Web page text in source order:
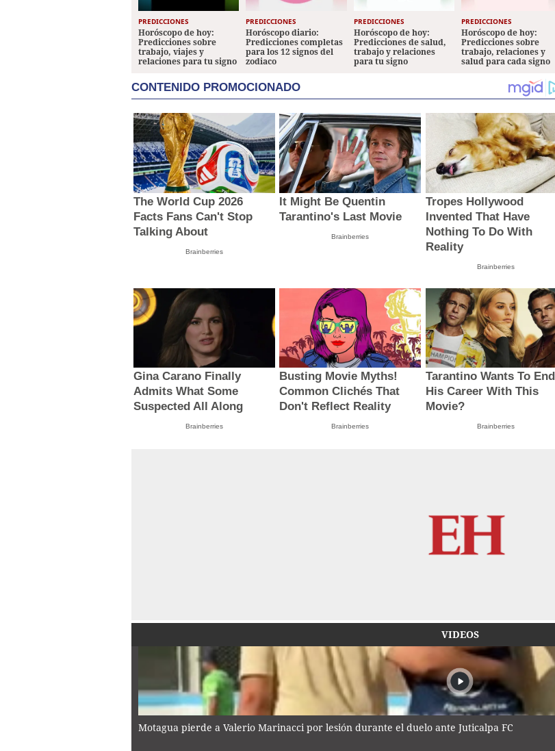
PREDICCIONES
Horóscopo de hoy:
Predicciones sobre
trabajo, viajes y
relaciones para tu signo
PREDICCIONES
Horóscopo diario:
Predicciones completas
para los 12 signos del
zodiaco
PREDICCIONES
Horóscopo de hoy:
Predicciones de salud,
trabajo y relaciones
para tu signo
PREDICCIONES
Horóscopo de hoy:
Predicciones sobre
trabajo, relaciones y
salud para cada signo
CONTENIDO PROMOCIONADO
The World Cup 2026
Facts Fans Can't Stop
Talking About
Brainberries
It Might Be Quentin
Tarantino's Last Movie
Brainberries
Tropes Hollywood
Invented That Have
Nothing To Do With
Reality
Brainberries
Gina Carano Finally
Admits What Some
Suspected All Along
Brainberries
Busting Movie Myths!
Common Clichés That
Don't Reflect Reality
Brainberries
Tarantino Wants To End
His Career With This
Movie?
Brainberries
VIDEOS
Motagua pierde a Valerio Marinacci por lesión durante el duelo ante Juticalpa FC